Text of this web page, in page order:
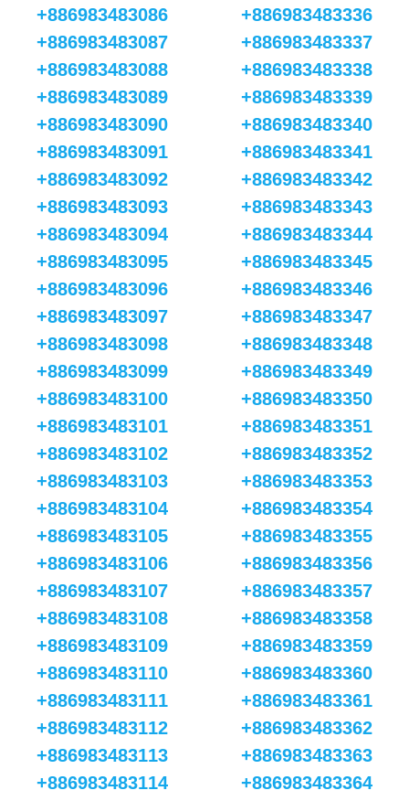
+886983483086
+886983483087
+886983483088
+886983483089
+886983483090
+886983483091
+886983483092
+886983483093
+886983483094
+886983483095
+886983483096
+886983483097
+886983483098
+886983483099
+886983483100
+886983483101
+886983483102
+886983483103
+886983483104
+886983483105
+886983483106
+886983483107
+886983483108
+886983483109
+886983483110
+886983483111
+886983483112
+886983483113
+886983483114
+886983483336
+886983483337
+886983483338
+886983483339
+886983483340
+886983483341
+886983483342
+886983483343
+886983483344
+886983483345
+886983483346
+886983483347
+886983483348
+886983483349
+886983483350
+886983483351
+886983483352
+886983483353
+886983483354
+886983483355
+886983483356
+886983483357
+886983483358
+886983483359
+886983483360
+886983483361
+886983483362
+886983483363
+886983483364